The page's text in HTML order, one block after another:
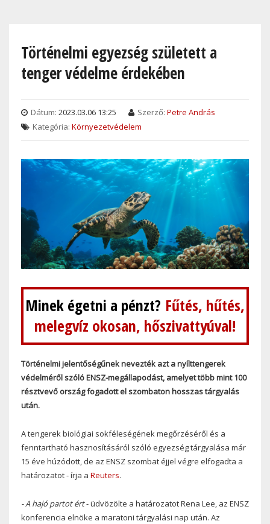
contentTörténelmi egyezség született a
tenger védelme érdekében
Dátum: 2023.03.06 13:25 Szerző: Petre András
Kategória: Környezetvédelem
Minek égetni a pénzt? Fűtés, hűtés,
melegvíz okosan, hőszivattyúval!
Történelmi jelentőségűnek nevezték azt a nyílttengerek
védelméről szóló ENSZ-megállapodást, amelyet több mint 100
résztvevő ország fogadott el szombaton hosszas tárgyalás
után.
A tengerek biológiai sokféleségének megőrzéséről és a
fenntartható hasznosításáról szóló egyezség tárgyalása már
15 éve húzódott, de az ENSZ szombat éjjel végre elfogadta a
határozatot - írja a Reuters.
- A hajó partot ért- üdvözölte a határozatot Rena Lee, az ENSZ
konferencia elnöke a maratoni tárgyalási nap után. Az